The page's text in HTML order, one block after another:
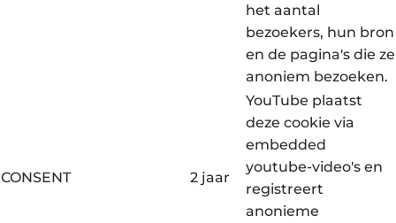
het aantal
bezoekers, hun bron
en de pagina's die ze
anoniem bezoeken.
CONSENT 2 jaar
YouTube plaatst
deze cookie via
embedded
youtube-video's en
registreert
anonieme